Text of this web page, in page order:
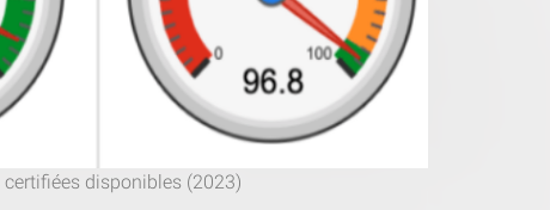
certifiées disponibles (2023)